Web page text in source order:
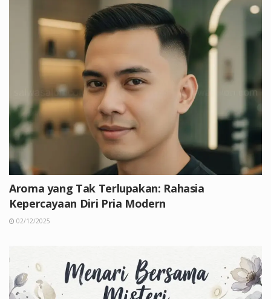
Aroma yang Tak Terlupakan: Rahasia
Kepercayaan Diri Pria Modern
02/12/2025